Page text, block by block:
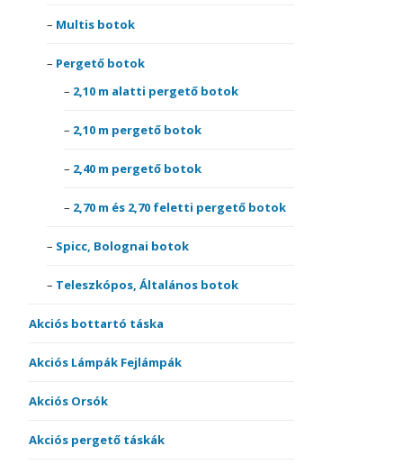
Multis botok
Pergető botok
2,10 m alatti pergető botok
2,10 m pergető botok
2,40 m pergető botok
2,70 m és 2,70 feletti pergető botok
Spicc, Bolognai botok
Teleszkópos, Általános botok
Akciós bottartó táska
Akciós Lámpák Fejlámpák
Akciós Orsók
Akciós pergető táskák